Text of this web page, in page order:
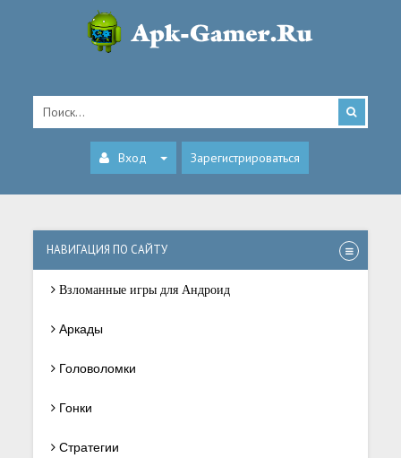
Вход Зарегистрироваться
НАВИГАЦИЯ ПО САЙТУ
Взломанные игры для Андроид
Аркады
Головоломки
Гонки
Стратегии